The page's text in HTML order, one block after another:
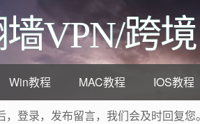
VPN/跨
Win教程 MAC教程 IOS教程
登录，发布留言，我们会及时回复您。